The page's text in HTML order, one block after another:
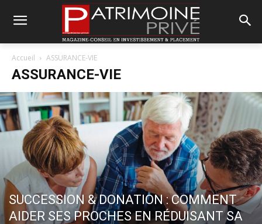
Accueil ASSURANCE-VIE
ASSURANCE-VIE
SUCCESSION & DONATION : COMMENT
AIDER SES PROCHES EN RÉDUISANT SA